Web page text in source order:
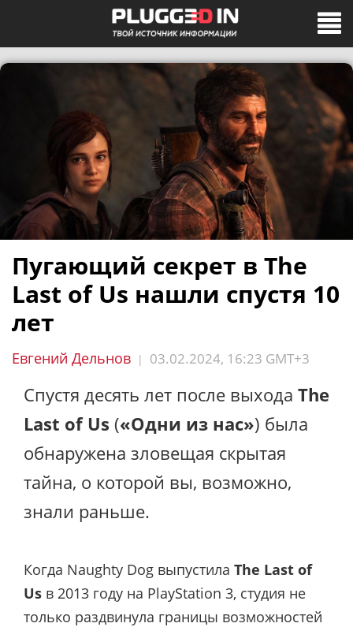
Пугающий секрет в The
Last of Us нашли спустя 10
лет
Евгений Дельнов | 03.02.2024, 16:23 GMT+3
Спустя десять лет после выхода The
Last of Us («Одни из нас») была
обнаружена зловещая скрытая
тайна, о которой вы, возможно,
знали раньше.
Когда Naughty Dog выпустила The Last of
Us в 2013 году на PlayStation 3, студия не
только раздвинула границы возможностей